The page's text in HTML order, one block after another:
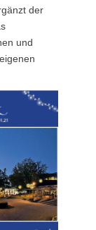
der
und